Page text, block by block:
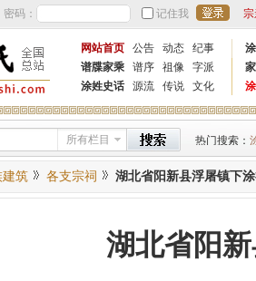
密码： 记住我
网站首页 公告 动态 纪事
谱牒家乘
谱序 祖像 字派
涂姓史话
源流 传说 文化
所有栏目 热门搜索：
建筑 各支宗祠 湖北省阳新县浮屠镇下
湖北省阳